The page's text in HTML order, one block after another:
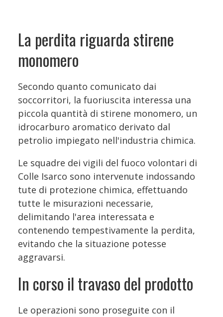
La perdita riguarda stirene
monomero
Secondo quanto comunicato dai
soccorritori, la fuoriuscita interessa una
piccola quantità di stirene monomero, un
idrocarburo aromatico derivato dal
petrolio impiegato nell'industria chimica.
Le squadre dei vigili del fuoco volontari di
Colle Isarco sono intervenute indossando
tute di protezione chimica, effettuando
tutte le misurazioni necessarie,
delimitando l'area interessata e
contenendo tempestivamente la perdita,
evitando che la situazione potesse
aggravarsi.
In corso il travaso del prodotto
Le operazioni sono proseguite con il